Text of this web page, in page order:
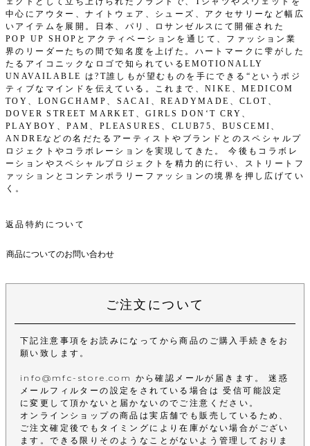
中心にアウター、ナイトウェア、シューズ、アクセサリーなど幅広
いアイテムを展開。日本、パリ、ロサンゼルスにて開催された
POP UP SHOPとアクティベーションを通じて、ファッション業
界のリーダーたちの間で知名度を上げた。ハートマークに雫がした
たるアイコニックなロゴで知られているEMOTIONALLY
UNAVAILABLE は?T誰しもが望むものを手にできる“というポジ
ティブなマインドを伝えている。これまで、NIKE、MEDICOM
TOY、LONGCHAMP、SACAI、READYMADE、CLOT、
DOVER STREET MARKET、GIRLS DON‘T CRY、
PLAYBOY、PAM、PLEASURES、CLUB75、BUSCEMI、
ANDREなどの名だたるアーティストやブランドとのスペシャルプ
ロジェクトやコラボレーションを実現してきた。 今後もコラボレ
ーションやスペシャルプロジェクトを精力的に行い、ストリートフ
ァッションとコンテンポラリーファッションの境界を押し広げてい
く。
返品特約について
商品についてのお問い合わせ
ご注文について
下記注意事項をお読みになってから商品のご購入手続きをお
願い致します。
info@mfc-store.com から確認メールが届きます。 迷惑
メールフィルターの設定をされている場合は 受信可能設定
に変更して頂かないと届かないのでご注意ください。
オンラインショップの商品は実店舗でも販売しているため、
ご注文確定後でもタイミングにより在庫がない場合がござい
ます。できる限りそのようなことがないよう管理しておりま